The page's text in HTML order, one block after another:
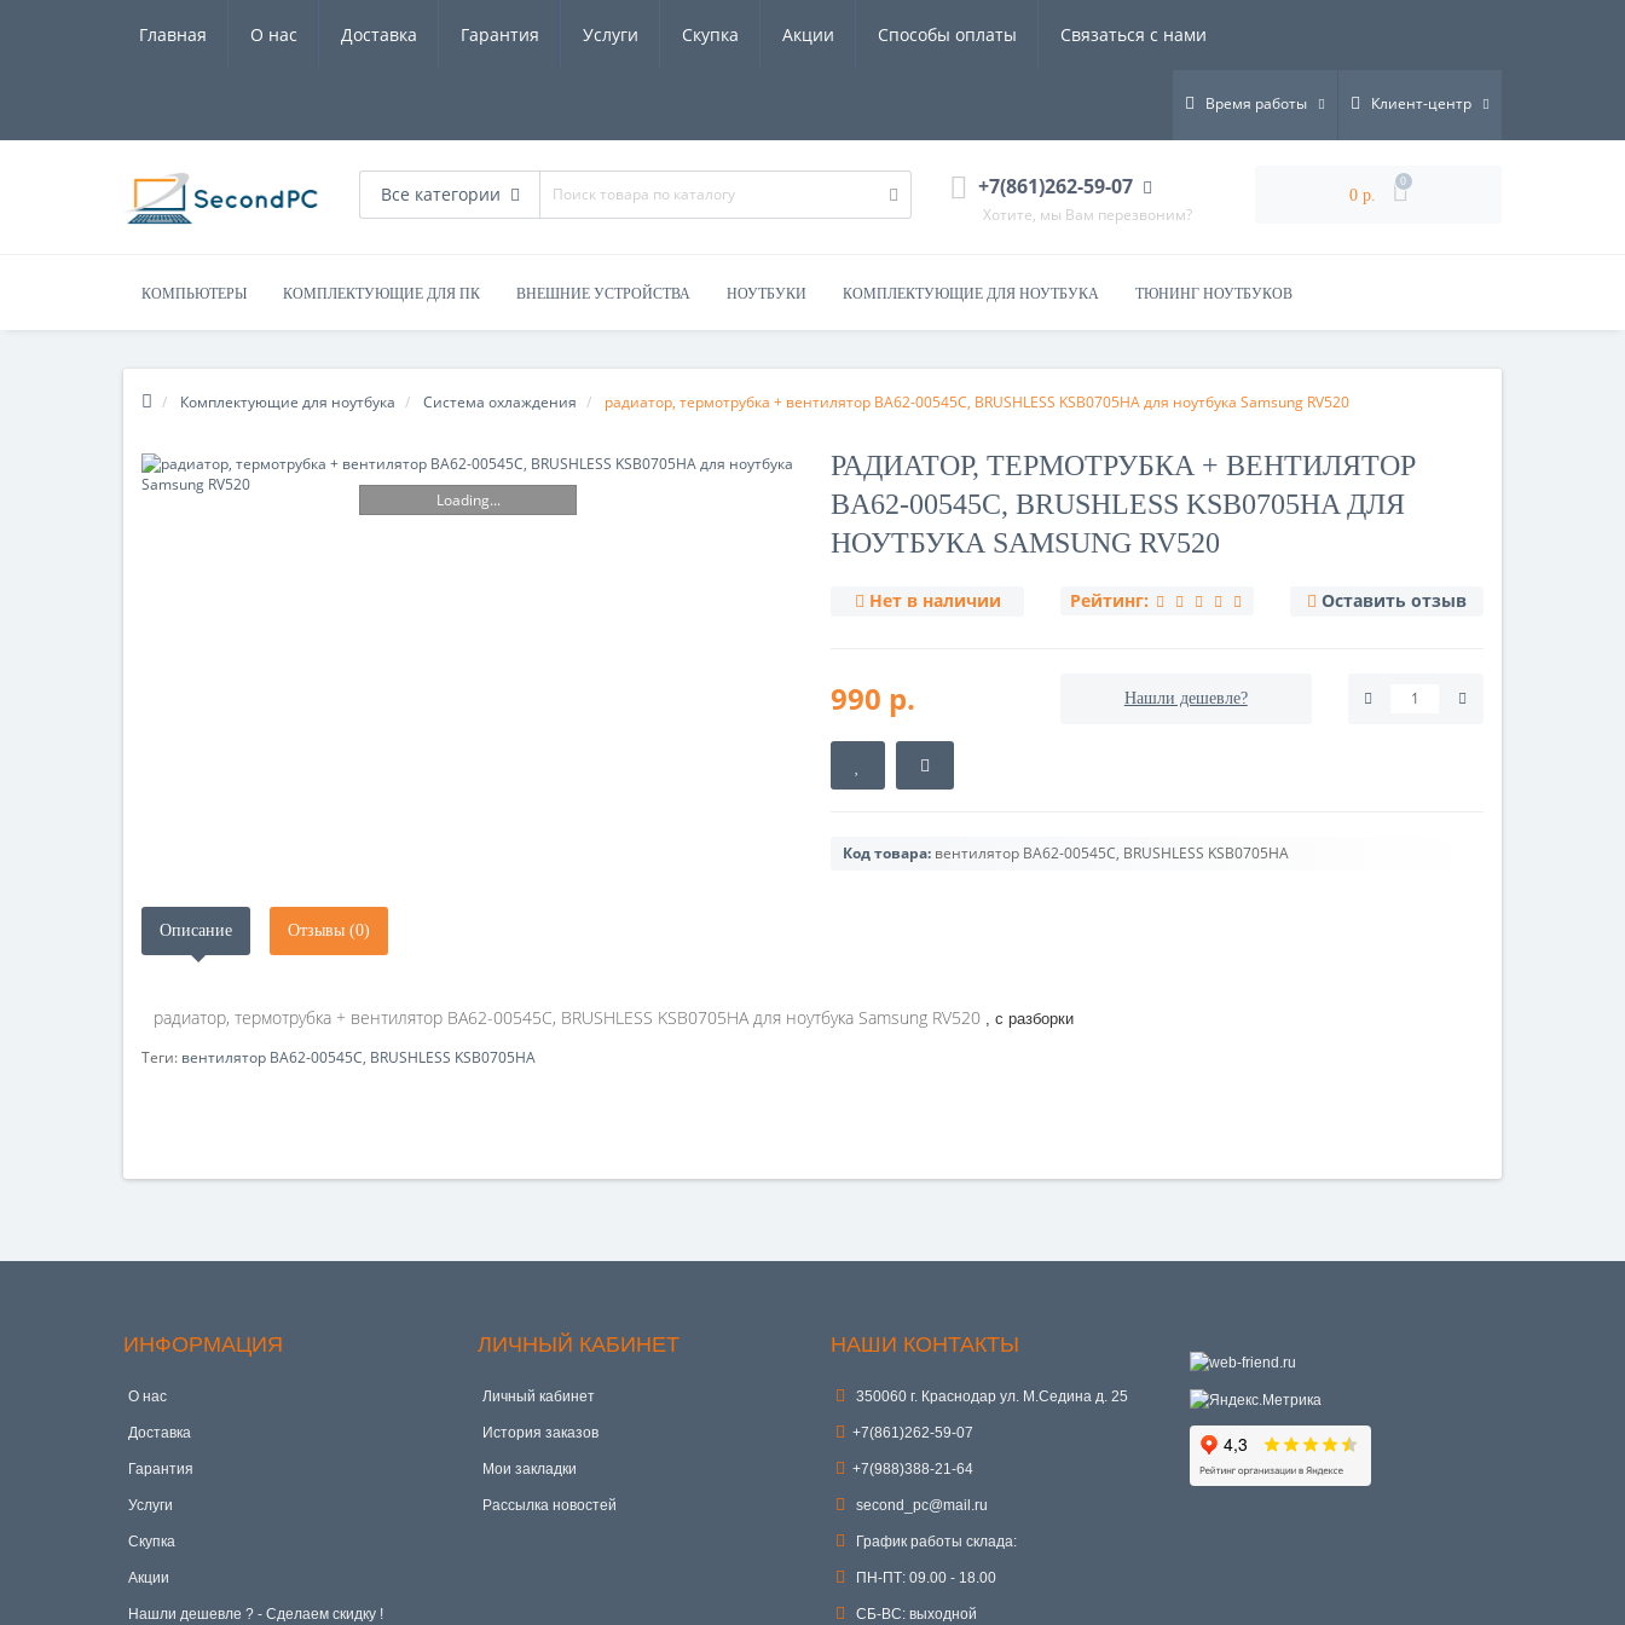
Главная О нас Доставка Гарантия Услуги Скупка Акции Способы оплаты Связаться с нами
Время работы Клиент-центр
Все категории +7(861)262-59-07
Хотите, мы Вам перезвоним?
0 р.
0
КОМПЬЮТЕРЫ КОМПЛЕКТУЮЩИЕ ДЛЯ ПК ВНЕШНИЕ УСТРОЙСТВА НОУТБУКИ КОМПЛЕКТУЮЩИЕ ДЛЯ НОУТБУКА ТЮНИНГ НОУТБУКОВ
Комплектующие для ноутбука Система охлаждения радиатор, термотрубка + вентилятор BA62-00545C, BRUSHLESS KSB0705HA для ноутбука Samsung RV520
Loading...
РАДИАТОР, ТЕРМОТРУБКА + ВЕНТИЛЯТОР
BA62-00545C, BRUSHLESS KSB0705HA ДЛЯ
НОУТБУКА SAMSUNG RV520
Нет в наличии Рейтинг: Оставить отзыв
990 р. Нашли дешевле?
Код товара: вентилятор BA62-00545C, BRUSHLESS KSB0705HA
Описание Отзывы (0)
радиатор, термотрубка + вентилятор BA62-00545C, BRUSHLESS KSB0705HA для ноутбука Samsung RV520 , с разборки
Теги: вентилятор BA62-00545C, BRUSHLESS KSB0705HA
ИНФОРМАЦИЯ
О нас
Доставка
Гарантия
Услуги
Скупка
Акции
Hашли дешевле ? - Сделаем скидку !
ЛИЧНЫЙ КАБИНЕТ
Личный кабинет
История заказов
Мои закладки
Рассылка новостей
НАШИ КОНТАКТЫ
350060 г. Краснодар ул. М.Седина д. 25
+7(861)262-59-07
+7(988)388-21-64
second_pc@mail.ru
График работы склада:
ПН-ПТ: 09.00 - 18.00
СБ-ВС: выходной